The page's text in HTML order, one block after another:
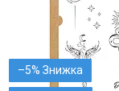
–5%